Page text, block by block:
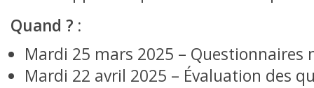
Quand ? :
Mardi 25 mars 2025 – Questionnaires
Mardi 22 avril 2025 – Évaluation des